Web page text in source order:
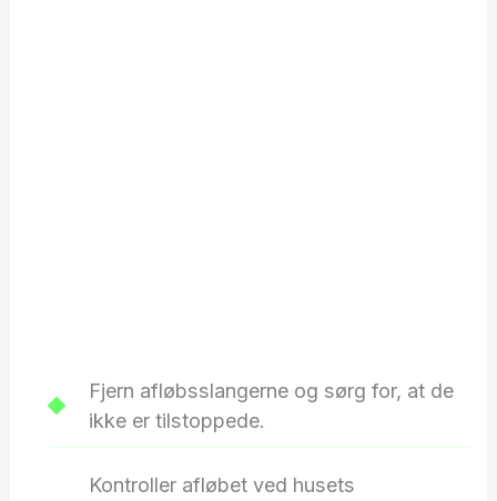
Fjern afløbsslangerne og sørg for, at de
ikke er tilstoppede.
Kontroller afløbet ved husets